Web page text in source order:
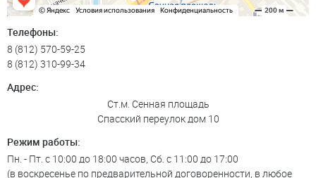
Телефоны:
8 (812) 570-59-25
8 (812) 310-99-34
Адрес:
Ст.м. Сенная площадь
Спасский переулок дом 10
Режим работы:
Пн. - Пт. с 10:00 до 18:00 часов, Сб. с 11:00 до 17:00
(в воскресенье по предварительной договоренности, в любое